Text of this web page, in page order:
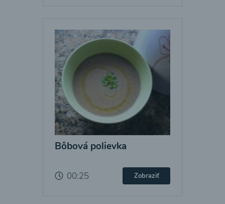
Bôbová polievka
00:25 Zobraziť